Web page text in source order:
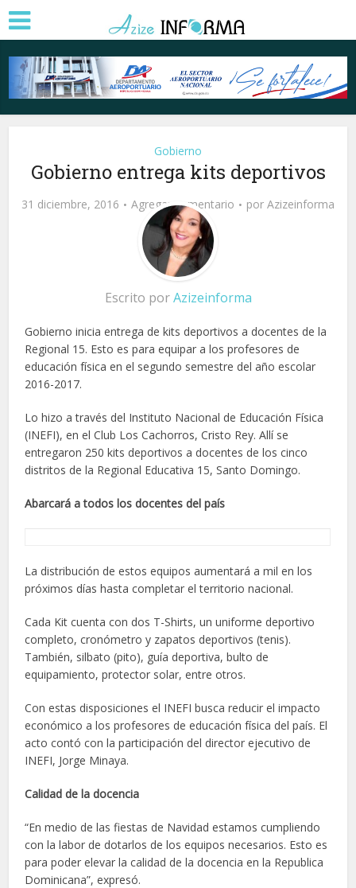
Gobierno
Gobierno entrega kits deportivos
31 diciembre, 2016 Agregar comentario por Azizeinforma
Escrito porAzizeinforma
Gobierno inicia entrega de kits deportivos a docentes de la
Regional 15. Esto es para equipar a los profesores de
educación física en el segundo semestre del año escolar
2016-2017.
Lo hizo a través del Instituto Nacional de Educación Física
(INEFI), en el Club Los Cachorros, Cristo Rey. Allí se
entregaron 250 kits deportivos a docentes de los cinco
distritos de la Regional Educativa 15, Santo Domingo.
Abarcará a todos los docentes del país
La distribución de estos equipos aumentará a mil en los
próximos días hasta completar el territorio nacional.
Cada Kit cuenta con dos T-Shirts, un uniforme deportivo
completo, cronómetro y zapatos deportivos (tenis).
También, silbato (pito), guía deportiva, bulto de
equipamiento, protector solar, entre otros.
Con estas disposiciones el INEFI busca reducir el impacto
económico a los profesores de educación física del país. El
acto contó con la participación del director ejecutivo de
INEFI, Jorge Minaya.
Calidad de la docencia
“En medio de las fiestas de Navidad estamos cumpliendo
con la labor de dotarlos de los equipos necesarios. Esto es
para poder elevar la calidad de la docencia en la Republica
Dominicana”, expresó.